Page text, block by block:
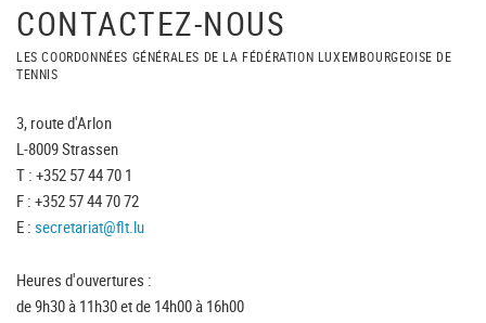
CONTACTEZ-NOUS
LES COORDONNÉES GÉNÉRALES DE LA FÉDÉRATION LUXEMBOURGEOISE DE
TENNIS
3, route d'Arlon
L-8009 Strassen
T : +352 57 44 70 1
F : +352 57 44 70 72
E : secretariat@flt.lu
Heures d'ouvertures :
de 9h30 à 11h30 et de 14h00 à 16h00